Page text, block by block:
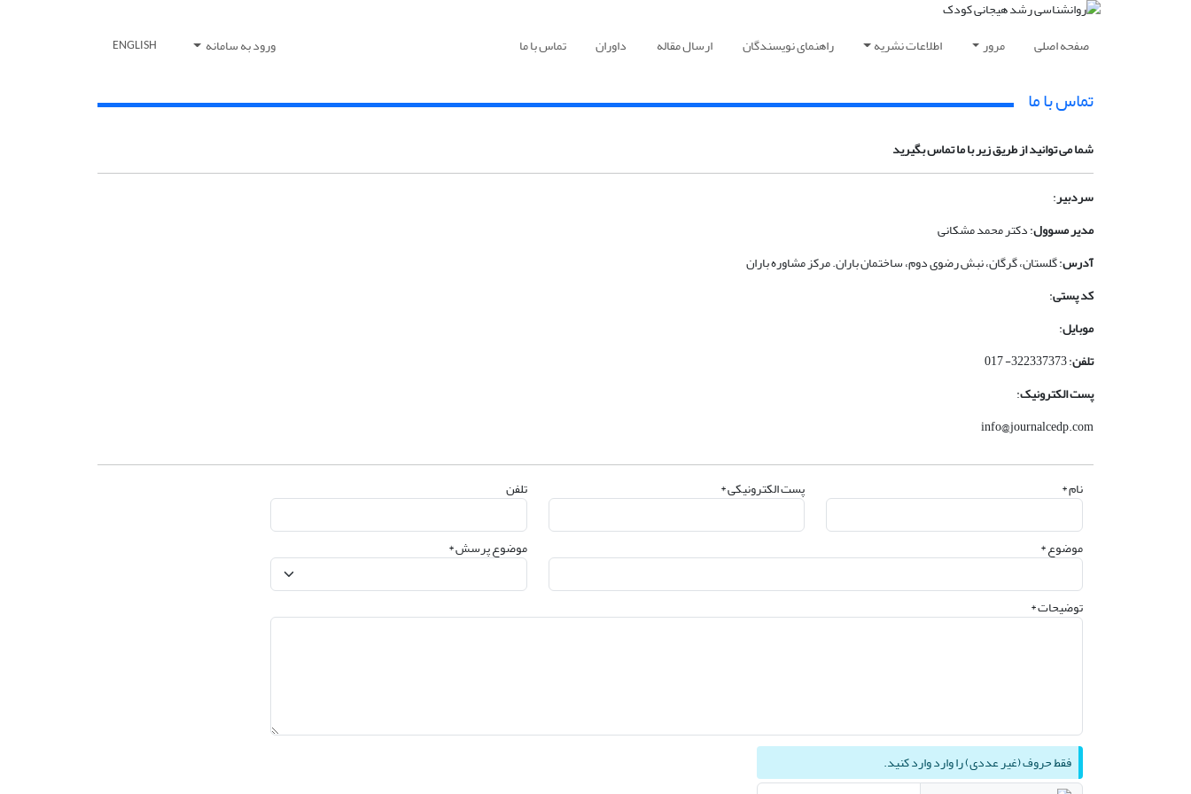
صفحه اصلی مرور اطلاعات نشریه راهنمای نویسندگان ارسال مقاله داوران تماس با ما ورود به سامانه ENGLISH
تماس با ما
شما می توانید از طریق زیر با ما تماس بگیرید
سردبیر:
مدیر مسوول: دکتر محمد مشکانی
آدرس: گلستان، گرگان، نبش رضوی دوم، ساختمان باران. مرکز مشاوره باران
کد پستی:
موبایل:
تلفن: 322337373- 017
پست الکترونیک:
info@journalcedp.com
نام * پست الکترونیکی * تلفن
موضوع * موضوع پرسش *
توضیحات *
فقط حروف (غیر عددی) را وارد وارد کنید.